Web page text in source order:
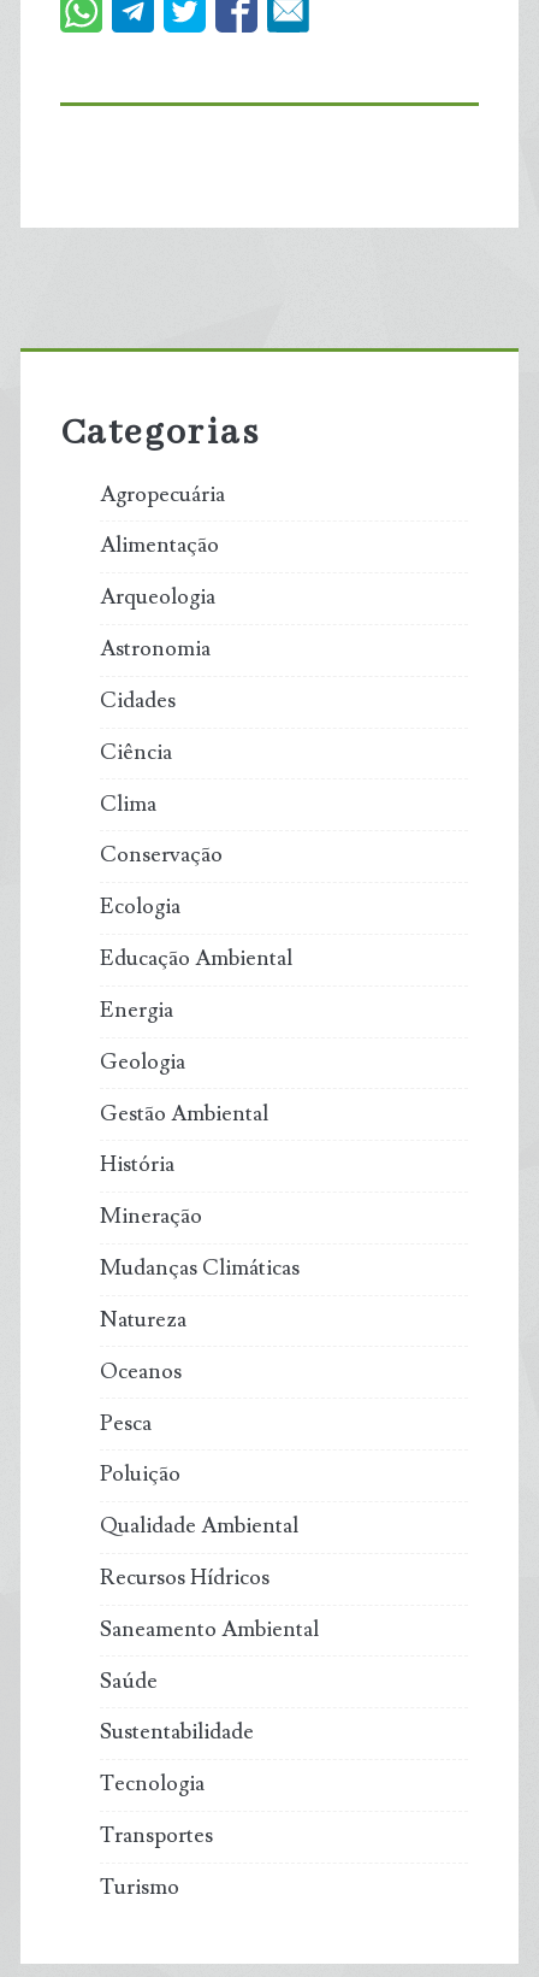
Primary
Sidebar
Categorias
Agropecuária
Alimentação
Arqueologia
Astronomia
Cidades
Ciência
Clima
Conservação
Ecologia
Educação Ambiental
Energia
Geologia
Gestão Ambiental
História
Mineração
Mudanças Climáticas
Natureza
Oceanos
Pesca
Poluição
Qualidade Ambiental
Recursos Hídricos
Saneamento Ambiental
Saúde
Sustentabilidade
Tecnologia
Transportes
Turismo